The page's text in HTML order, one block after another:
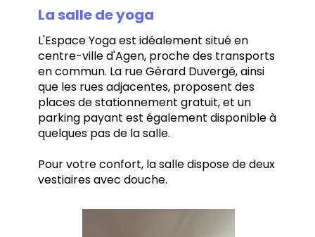
La salle de yoga
L'Espace Yoga est idéalement situé en
centre-ville d'Agen, proche des transports
en commun. La rue Gérard Duvergé, ainsi
que les rues adjacentes, proposent des
places de stationnement gratuit, et un
parking payant est également disponible à
quelques pas de la salle.
Pour votre confort, la salle dispose de deux
vestiaires avec douche.